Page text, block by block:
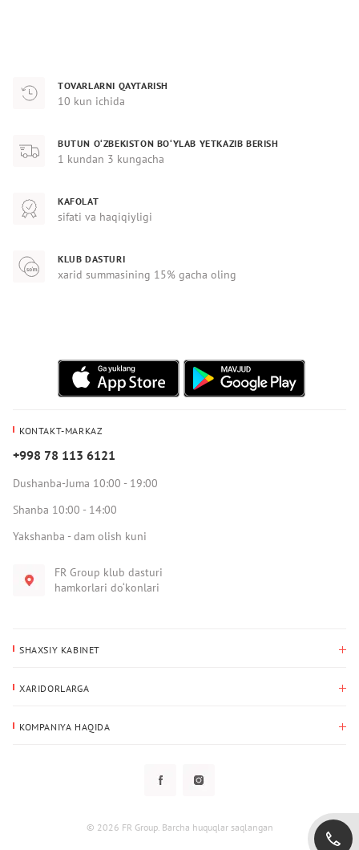
TOVARLARNI QAYTARISH
10 kun ichida
BUTUN O‘ZBEKISTON BO‘YLAB YETKAZIB BERISH
1 kundan 3 kungacha
KAFOLAT
sifati va haqiqiyligi
KLUB DASTURI
xarid summasining 15% gacha oling
KONTAKT-MARKAZ
+998 78 113 6121
Dushanba-Juma 10:00 - 19:00
Shanba 10:00 - 14:00
Yakshanba - dam olish kuni
FR Group klub dasturi
hamkorlari do‘konlari
SHAXSIY KABINET
Yetkazib berish manzili
XARIDORLARGA
KOMPANIYA HAQIDA
Foydalanuvchi bilan kelishuv© 2026 FR Group. Barcha huquqlar saqlangan